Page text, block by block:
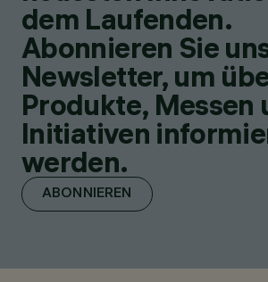
dem Laufenden.
Abonnieren Sie
Newsletter, um
Produkte, Messen
Initiativen
werden.
ABONNIEREN